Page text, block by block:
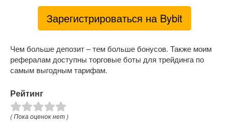
Зарегистрироваться на Bybit
Чем больше депозит – тем больше бонусов. Также моим
рефералам доступны торговые боты для трейдинга по
самым выгодным тарифам.
Рейтинг
( Пока оценок нет )